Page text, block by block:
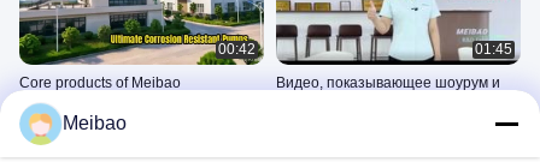
00:42
Core products of Meibao
КОМПАНИЯ
June 05, 2026
01:45
Видео, показывающее шоурум и
Meibao